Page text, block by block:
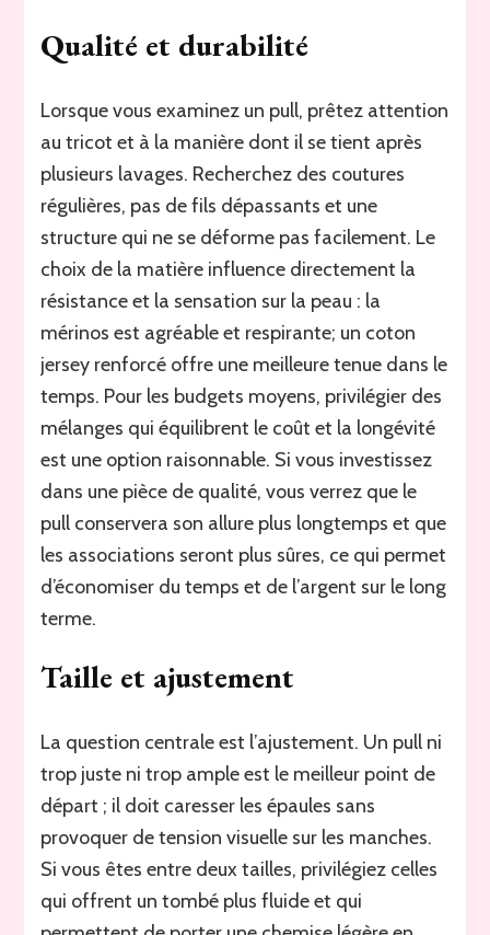
Qualité et durabilité
Lorsque vous examinez un pull, prêtez attention
au tricot et à la manière dont il se tient après
plusieurs lavages. Recherchez des coutures
régulières, pas de fils dépassants et une
structure qui ne se déforme pas facilement. Le
choix de la matière influence directement la
résistance et la sensation sur la peau : la
mérinos est agréable et respirante; un coton
jersey renforcé offre une meilleure tenue dans le
temps. Pour les budgets moyens, privilégier des
mélanges qui équilibrent le coût et la longévité
est une option raisonnable. Si vous investissez
dans une pièce de qualité, vous verrez que le
pull conservera son allure plus longtemps et que
les associations seront plus sûres, ce qui permet
d’économiser du temps et de l’argent sur le long
terme.
Taille et ajustement
La question centrale est l’ajustement. Un pull ni
trop juste ni trop ample est le meilleur point de
départ ; il doit caresser les épaules sans
provoquer de tension visuelle sur les manches.
Si vous êtes entre deux tailles, privilégiez celles
qui offrent un tombé plus fluide et qui